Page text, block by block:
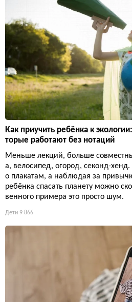
Как приучить ребёнка к
торые работают без нотаций
Меньше лекций, больше
а, велосипед, огород, секонд-хенд.
о плакатам, а наблюдая за
ребёнка спасать планету можно
венного примера это просто шум.
Дети 9 866